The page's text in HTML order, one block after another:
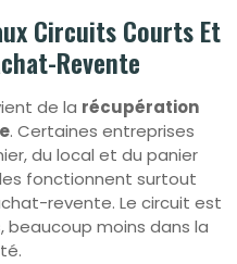
Circuits Courts Et
Revente
de la récupération
. Certaines entreprises
du local et du panier
fonctionnent surtout
revente. Le circuit est
beaucoup moins dans la